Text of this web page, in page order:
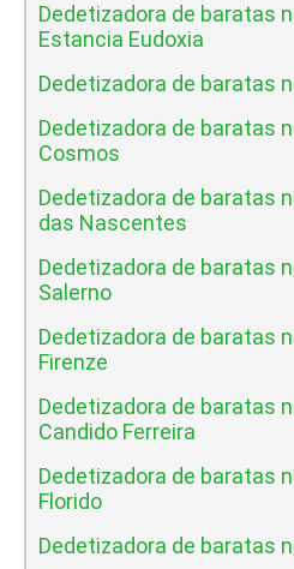
Dedetizadora de baratas
Estancia Eudoxia
Dedetizadora de baratas
Dedetizadora de baratas
Cosmos
Dedetizadora de baratas
das Nascentes
Dedetizadora de baratas
Salerno
Dedetizadora de baratas
Firenze
Dedetizadora de baratas
Candido Ferreira
Dedetizadora de baratas
Florido
Dedetizadora de baratas